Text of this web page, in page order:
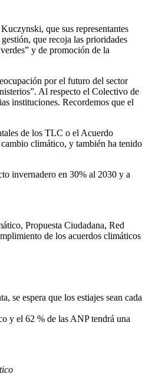
que sus representantes
que recoja las prioridades
y de promoción de la
por el futuro del sector
Al respecto el Colectivo de
instituciones. Recordemos que el
de los TLC o el Acuerdo
climático, y también ha tenido
invernadero en 30% al 2030 y a
Propuesta Ciudadana, Red
de los acuerdos climáticos
se espera que los estiajes sean cada
y el 62 % de las ANP tendrá una